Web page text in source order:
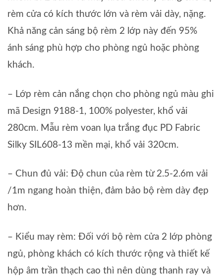
rèm cửa có kích thước lớn và rèm vải dày, nặng.
Khả năng cản sáng bộ rèm 2 lớp này đến 95%
ánh sáng phù hợp cho phòng ngủ hoặc phòng
khách.
– Lớp rèm cản nắng chọn cho phòng ngủ màu ghi
mã Design 9188-1, 100% polyester, khổ vải
280cm. Mẫu rèm voan lụa trắng đục PD Fabric
Silky SIL608-13 mền mại, khổ vải 320cm.
– Chun đủ vải: Độ chun của rèm từ 2.5-2.6m vải
/1m ngang hoàn thiện, đảm bảo bộ rèm dày đẹp
hơn.
– Kiểu may rèm: Đối với bộ rèm cửa 2 lớp phòng
ngủ, phòng khách có kích thước rộng và thiết kế
hộp âm trần thạch cao thì nên dùng thanh ray và